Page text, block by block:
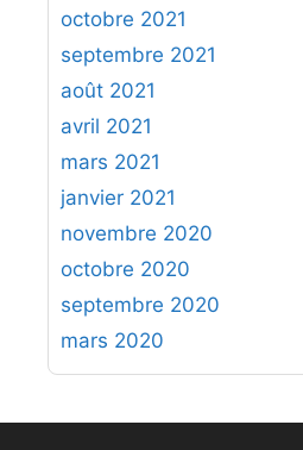
octobre 2021
septembre 2021
août 2021
avril 2021
mars 2021
janvier 2021
novembre 2020
octobre 2020
septembre 2020
mars 2020